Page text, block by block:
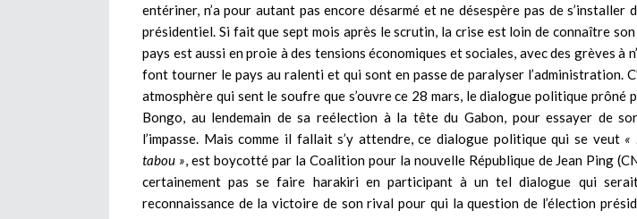
entériner, n’a pour autant pas encore désarmé et ne désespère pas de s’installer
présidentiel. Si fait que sept mois après le scrutin, la crise est loin de connaître
pays est aussi en proie à des tensions économiques et sociales, avec des grèves à
font tourner le pays au ralenti et qui sont en passe de paralyser l’administration.
atmosphère qui sent le soufre que s’ouvre ce 28 mars, le dialogue politique prôné
Bongo, au lendemain de sa reélection à la tête du Gabon, pour essayer de
l’impasse. Mais comme il fallait s’y attendre, ce dialogue politique qui se veut «
tabou » , est boycotté par la Coalition pour la nouvelle République de Jean Ping
certainement pas se faire harakiri en participant à un tel dialogue qui
reconnaissance de la victoire de son rival pour qui la question de l’élection